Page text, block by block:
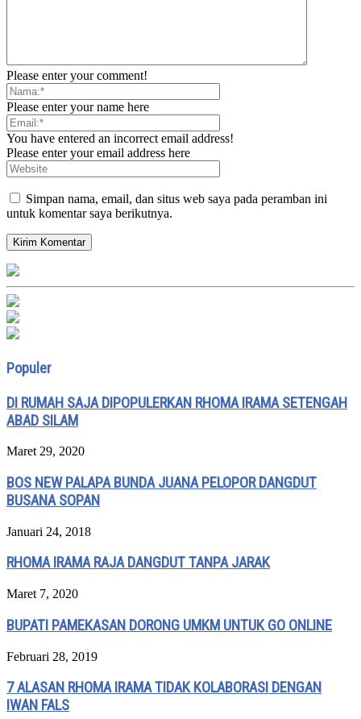
Please enter your comment!
Please enter your name here
You have entered an incorrect email address!
Please enter your email address here
Simpan nama, email, dan situs web saya pada peramban ini
untuk komentar saya berikutnya.
Populer
DI RUMAH SAJA DIPOPULERKAN RHOMA IRAMA SETENGAH
ABAD SILAM
Maret 29, 2020
BOS NEW PALAPA BUNDA JUANA PELOPOR DANGDUT
BUSANA SOPAN
Januari 24, 2018
RHOMA IRAMA RAJA DANGDUT TANPA JARAK
Maret 7, 2020
BUPATI PAMEKASAN DORONG UMKM UNTUK GO ONLINE
Februari 28, 2019
7 ALASAN RHOMA IRAMA TIDAK KOLABORASI DENGAN
IWAN FALS